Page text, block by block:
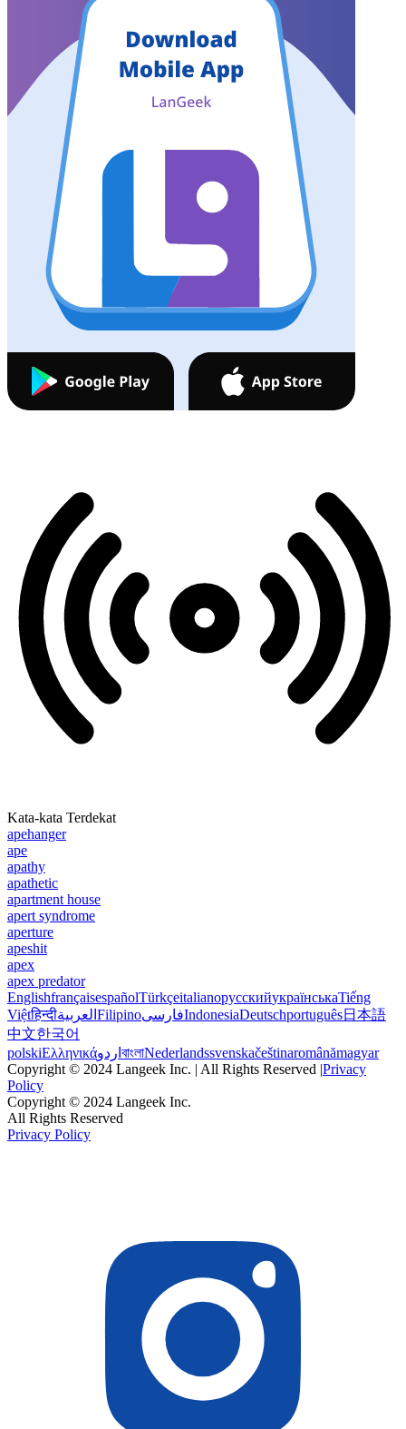
Kata-kata Terdekat
apehanger
ape
apathy
apathetic
apartment house
apert syndrome
aperture
apeshit
apex
apex predator
EnglishfrançaisespañolTürkçeitalianoрусскийукраїнськаTiếng
Việtहिन्दीالعربية FilipinoفارسیIndonesiaDeutschportuguês日本語
中文한국어
polskiΕλληνικάاردو বাংলাNederlandssvenskačeštinaromânămagyar
Copyright © 2024 Langeek Inc. | All Rights Reserved |Privacy
Policy
Copyright © 2024 Langeek Inc.
All Rights Reserved
Privacy Policy